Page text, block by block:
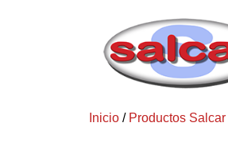
Inicio / Productos Salcar